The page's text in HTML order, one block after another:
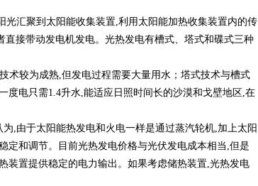
光汇聚到太阳能收集装置,利用太阳能加热收集装置内的传
接带动发电机发电。光热发电有槽式、塔式和碟式三种
术较为成熟,但发电过程需要大量用水；塔式技术与槽式
度电只需1.4升水,能适应日照时间长的沙漠和戈壁地区,在
,由于太阳能热发电和火电一样是通过蒸汽轮机,加上太阳
定和调节。目前光热发电价格与光伏发电成本相当,但是
装置提供稳定的电力输出。如果考虑储热装置,光热发电